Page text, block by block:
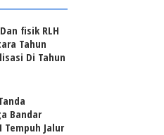
fisik RLH
Tahun
Di Tahun
Bandar
Tempuh Jalur